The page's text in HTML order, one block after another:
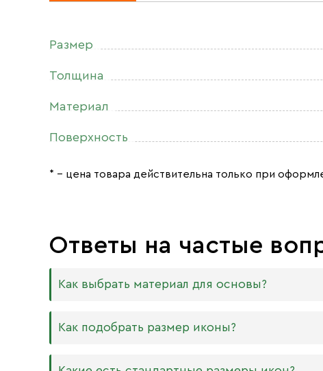
Размер
Толщина
Материал
Поверхность
* – цена товара действительна только при
Ответы на частые
Как выбрать материал для основы?
Мы изготавливаем иконы на трёх разных видах
МДФ. Ламинированная древесно-стружечная
Как подобрать размер иконы?